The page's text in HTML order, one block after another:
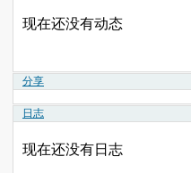
现在还没有动态
分享
日志
现在还没有日志